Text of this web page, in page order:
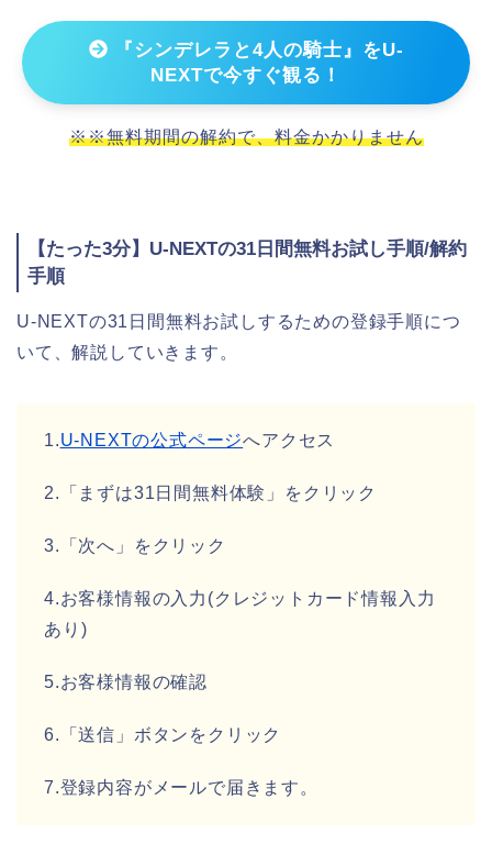
『シンデレラと4人の騎士』をU-
NEXTで今すぐ観る！
※※無料期間の解約で、料金かかりません
【たった3分】U-NEXTの31日間無料お試し手順/解約
手順
U-NEXTの31日間無料お試しするための登録手順につ
いて、解説していきます。
1.U-NEXTの公式ページへアクセス
2.「まずは31日間無料体験」をクリック
3.「次へ」をクリック
4.お客様情報の入力(クレジットカード情報入力
あり)
5.お客様情報の確認
6.「送信」ボタンをクリック
7.登録内容がメールで届きます。